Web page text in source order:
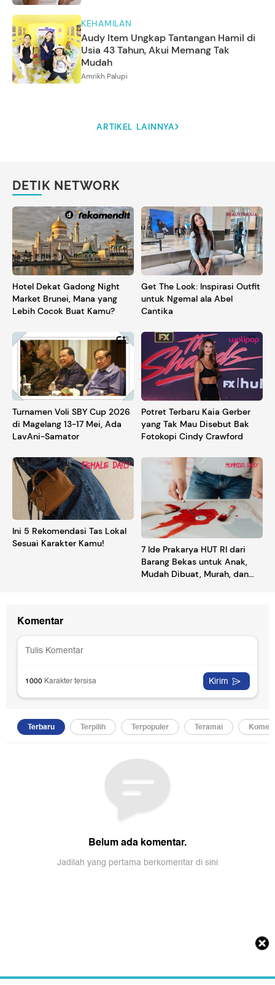
KEHAMILAN
Audy Item Ungkap Tantangan Hamil di
Usia 43 Tahun, Akui Memang Tak
Mudah
Amrikh Palupi
ARTIKEL LAINNYA
DETIK NETWORK
Hotel Dekat Gadong Night
Market Brunei, Mana yang
Lebih Cocok Buat Kamu?
Get The Look: Inspirasi Outfit
untuk Ngemal ala Abel
Cantika
Turnamen Voli SBY Cup 2026
di Magelang 13-17 Mei, Ada
LavAni-Samator
Potret Terbaru Kaia Gerber
yang Tak Mau Disebut Bak
Fotokopi Cindy Crawford
Ini 5 Rekomendasi Tas Lokal
Sesuai Karakter Kamu!
7 Ide Prakarya HUT RI dari
Barang Bekas untuk Anak,
Mudah Dibuat, Murah, dan